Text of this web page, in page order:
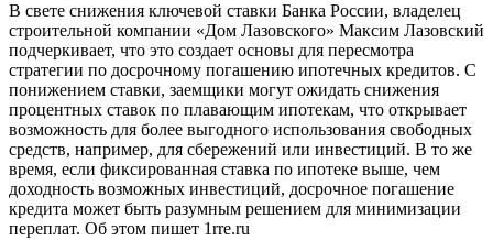
В свете снижения ключевой ставки Банка России, владелец
строительной компании «Дом Лазовского» Максим Лазовский
подчеркивает, что это создает основы для пересмотра
стратегии по досрочному погашению ипотечных кредитов. С
понижением ставки, заемщики могут ожидать снижения
процентных ставок по плавающим ипотекам, что открывает
возможность для более выгодного использования свободных
средств, например, для сбережений или инвестиций. В то же
время, если фиксированная ставка по ипотеке выше, чем
доходность возможных инвестиций, досрочное погашение
кредита может быть разумным решением для минимизации
переплат. Об этом пишет 1rre.ru